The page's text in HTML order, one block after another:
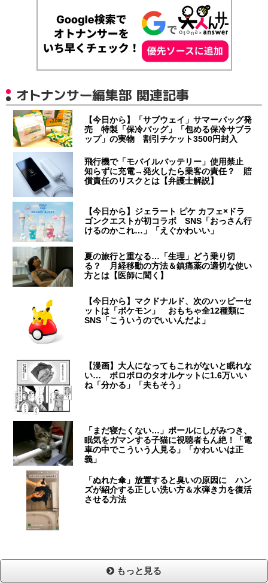
オトナンサー編集部 関連記事
【今日から】「サブウェイ」サマーバッグ発
売 特製「保冷バッグ」「包める保冷サブラ
ップ」の実物 割引チケット3500円封入
飛行機で「モバイルバッテリー」使用禁止
知らずに充電→発火したら乗客の責任？ 賠
償責任のリスクとは【弁護士解説】
【今日から】ジェラート ピケ カフェ×ドラ
ゴンクエストが初コラボ SNS「おっさん行
けるのかこれ…」「えぐかわいい」
夏の旅行と重なる…「生理」どう乗り切
る？ 月経移動の方法＆鎮痛薬の適切な使い
方とは【医師に聞く】
【今日から】マクドナルド、次のハッピーセ
ットは「ポケモン」 おもちゃ全12種類に
SNS「こういうのでいいんだよ」
【漫画】大人になってもこれがないと眠れな
い… ボロボロのタオルケットに1.6万いい
ね「分かる」「夫もそう」
「まだ寝たくない…」ポールにしがみつき、
眠気をガマンする子猫に視聴者もん絶！「電
車の中でこういう人見る」「かわいいは正
義」
「ぬれた傘」放置すると臭いの原因に ハン
ズが紹介する正しい洗い方＆水弾き力を復活
させる方法
もっと見る